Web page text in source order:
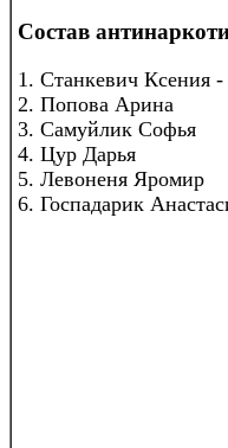
Состав
1. Станкевич Ксения -
2. Попова Арина
3. Самуйлик Софья
4. Цур Дарья
5. Левоненя Яромир
6. Госпадарик